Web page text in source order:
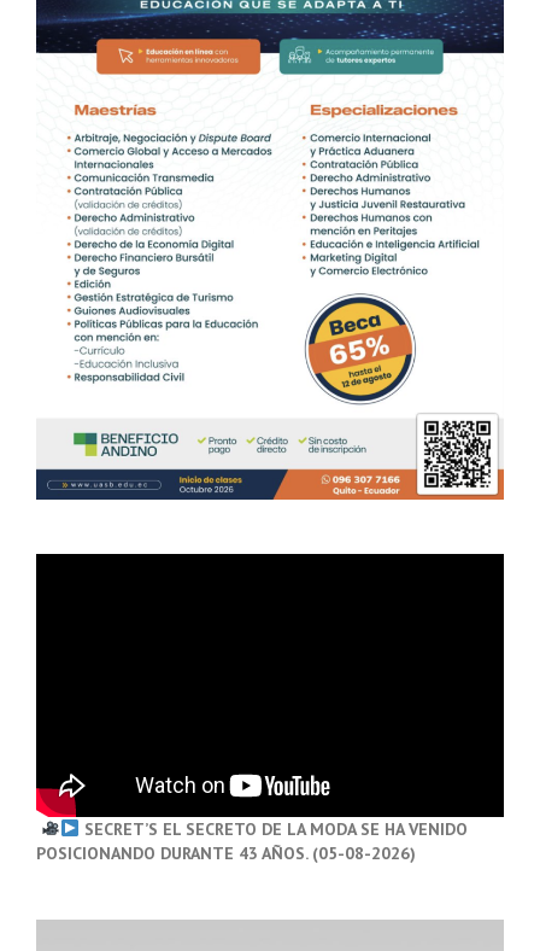
SECRET’S EL SECRETO DE LA MODA SE HA VENIDO
POSICIONANDO DURANTE 43 AÑOS. (05-08-2026)